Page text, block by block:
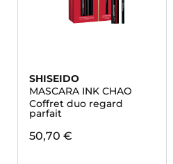
SHISEIDO
MASCARA INK CHAO
Coffret duo regard
parfait
50,70 €